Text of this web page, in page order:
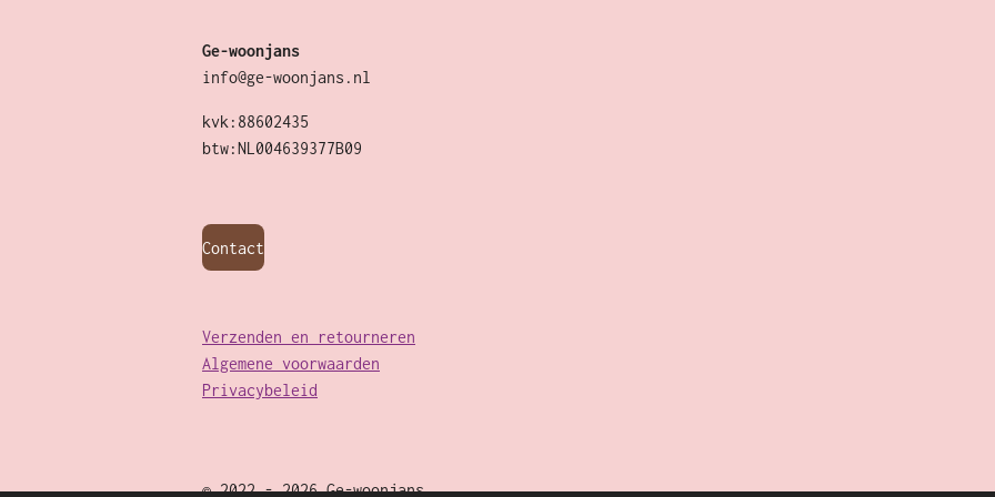
Ge-woonjans
info@ge-woonjans.nl
kvk:88602435
btw:NL004639377B09
Contact
Verzenden en retourneren
Algemene voorwaarden
Privacybeleid
© 2022 - 2026 Ge-woonjans